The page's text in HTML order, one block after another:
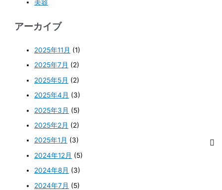
美容
アーカイブ
2025年11月 (1)
2025年7月 (2)
2025年5月 (2)
2025年4月 (3)
2025年3月 (5)
2025年2月 (2)
2025年1月 (3)
2024年12月 (5)
2024年8月 (3)
2024年7月 (5)